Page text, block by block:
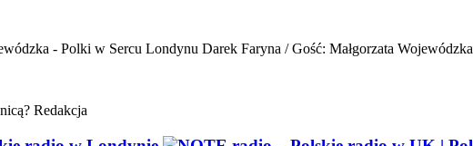
- Polki w Sercu Londynu Darek Faryna / Gość: Małgorzata Wojewódzka
Redakcja